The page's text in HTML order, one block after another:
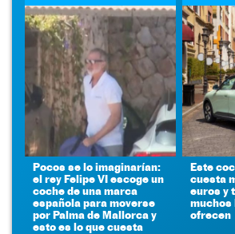
Pocos se lo imaginarían:
el rey Felipe VI escoge un
coche de una marca
española para moverse
por Palma de Mallorca y
esto es lo que cuesta
Este
cuesta
euros y
muchos
ofrecen